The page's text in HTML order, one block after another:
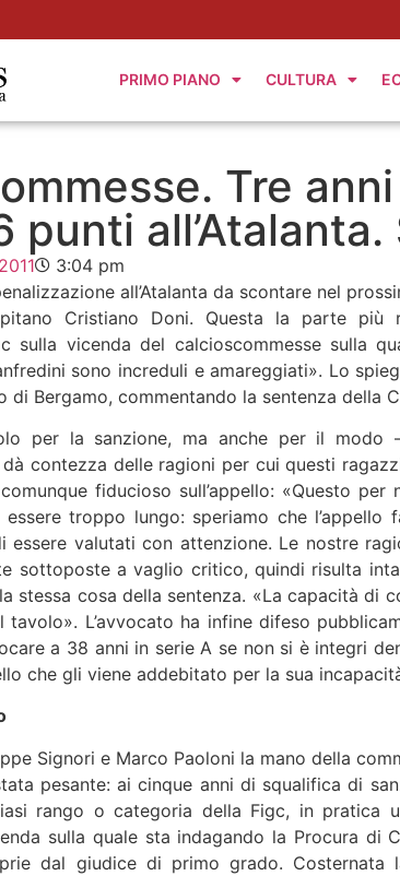
PRIMO PIANO CULTURA
Tre
punti
3:04 pm
all’Atalanta da scontare nel
Cristiano Doni. Questa la parte più
sulla vicenda del calcioscommesse sulla
sono increduli e amareggiati». Lo
di Bergamo, commentando la sentenza della
per la sanzione, ma anche per il modo
contezza delle ragioni per cui questi
fiducioso sull’appello: «Questo
troppo lungo: speriamo che
essere valutati con attenzione. Le nostre
sottoposte a vaglio critico, quindi risulta
stessa cosa della sentenza. «La capacità di
L’avvocato ha infine difeso
a 38 anni in serie A se non si è integri
che gli viene addebitato per la sua
Signori e Marco Paoloni la mano della
pesante: ai cinque anni di squalifica di
rango o categoria della Figc, in pratica
sulla quale sta indagando la Procura di
dal giudice di primo grado.